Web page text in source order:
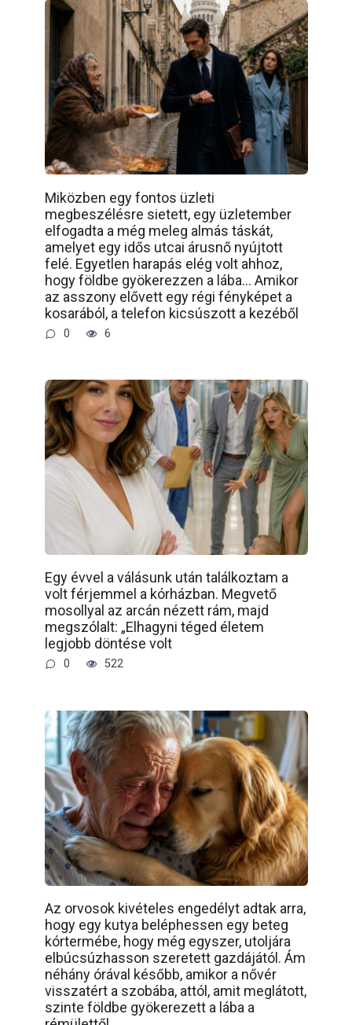
Miközben egy fontos üzleti
megbeszélésre sietett, egy üzletember
elfogadta a még meleg almás táskát,
amelyet egy idős utcai árusnő nyújtott
felé. Egyetlen harapás elég volt ahhoz,
hogy földbe gyökerezzen a lába… Amikor
az asszony elővett egy régi fényképet a
kosarából, a telefon kicsúszott a kezéből
0 6
Egy évvel a válásunk után találkoztam a
volt férjemmel a kórházban. Megvető
mosollyal az arcán nézett rám, majd
megszólalt: „Elhagyni téged életem
legjobb döntése volt
0 522
Az orvosok kivételes engedélyt adtak arra,
hogy egy kutya beléphessen egy beteg
kórtermébe, hogy még egyszer, utoljára
elbúcsúzhasson szeretett gazdájától. Ám
néhány órával később, amikor a nővér
visszatért a szobába, attól, amit meglátott,
szinte földbe gyökerezett a lába a